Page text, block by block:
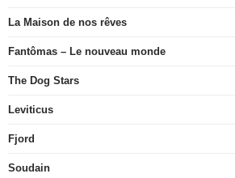
La Maison de nos rêves
Fantômas – Le nouveau monde
The Dog Stars
Leviticus
Fjord
Soudain